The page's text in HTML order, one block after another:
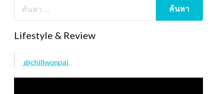
Lifestyle & Review
@chillwonpai